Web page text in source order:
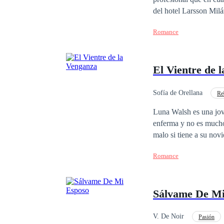
del hotel Larsson
millonaria, hermosa y
no todo lo que brilla
intensa historia
Romance
El Vientre de
Sofía de Orellana
Luna Walsh es una joven universitaria que trata
enferma y no es
malo si tiene a su
quien recurrir, se
porque las relaciones
a su heredero… hasta
Romance
Sálvame De
V. De Noir Pasión